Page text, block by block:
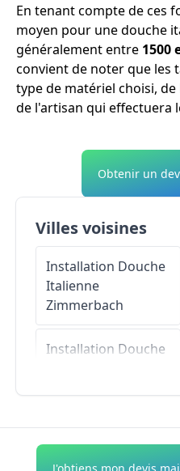
En tenant compte de ces
moyen pour une douche
généralement entre 1500
convient de noter que les
type de matériel choisi,
de l'artisan qui effectuera
Obtenir un
Villes voisines
Installation Douche
Italienne
Zimmerbach
Installation Douche
Installation Douche